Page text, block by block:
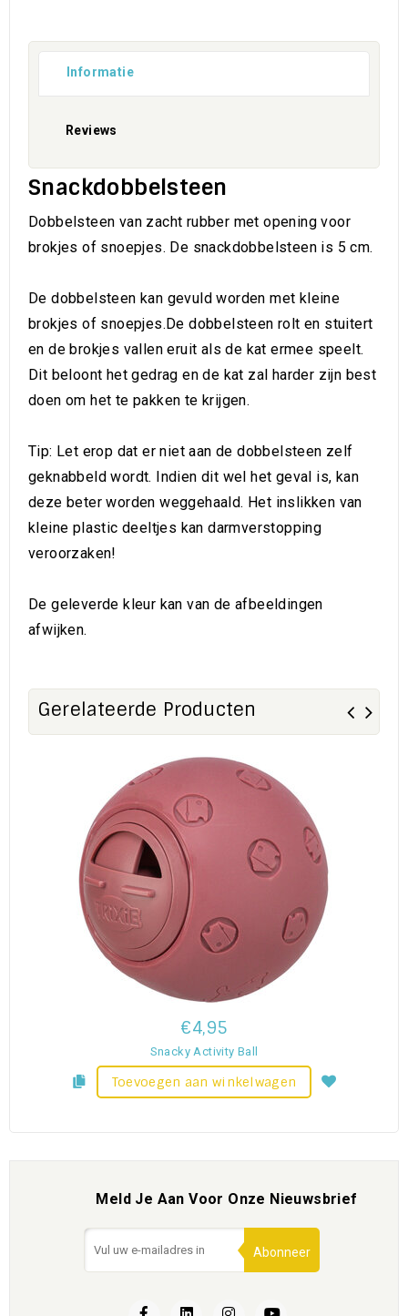
Informatie
Reviews
Snackdobbelsteen
Dobbelsteen van zacht rubber met opening voor
brokjes of snoepjes. De snackdobbelsteen is 5 cm.
De dobbelsteen kan gevuld worden met kleine
brokjes of snoepjes.De dobbelsteen rolt en stuitert
en de brokjes vallen eruit als de kat ermee speelt.
Dit beloont het gedrag en de kat zal harder zijn best
doen om het te pakken te krijgen.
Tip: Let erop dat er niet aan de dobbelsteen zelf
geknabbeld wordt. Indien dit wel het geval is, kan
deze beter worden weggehaald. Het inslikken van
kleine plastic deeltjes kan darmverstopping
veroorzaken!
De geleverde kleur kan van de afbeeldingen
afwijken.
Gerelateerde Producten
€4,95
Snacky Activity Ball
Toevoegen aan winkelwagen
Meld Je Aan Voor Onze Nieuwsbrief
Abonneer